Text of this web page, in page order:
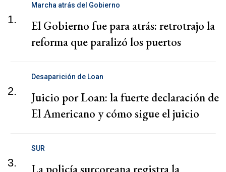
1.
Marcha atrás del Gobierno
El Gobierno fue para atrás: retrotrajo la
reforma que paralizó los puertos
2.
Desaparición de Loan
Juicio por Loan: la fuerte declaración de
El Americano y cómo sigue el juicio
3.
SUR
La policía surcoreana registra la